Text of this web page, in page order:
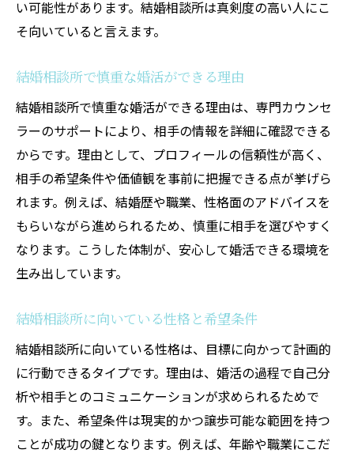
い可能性があります。結婚相談所は真剣度の高い人にこ
そ向いていると言えます。
結婚相談所で慎重な婚活ができる理由
結婚相談所で慎重な婚活ができる理由は、専門カウンセ
ラーのサポートにより、相手の情報を詳細に確認できる
からです。理由として、プロフィールの信頼性が高く、
相手の希望条件や価値観を事前に把握できる点が挙げら
れます。例えば、結婚歴や職業、性格面のアドバイスを
もらいながら進められるため、慎重に相手を選びやすく
なります。こうした体制が、安心して婚活できる環境を
生み出しています。
結婚相談所に向いている性格と希望条件
結婚相談所に向いている性格は、目標に向かって計画的
に行動できるタイプです。理由は、婚活の過程で自己分
析や相手とのコミュニケーションが求められるためで
す。また、希望条件は現実的かつ譲歩可能な範囲を持つ
ことが成功の鍵となります。例えば、年齢や職業にこだ